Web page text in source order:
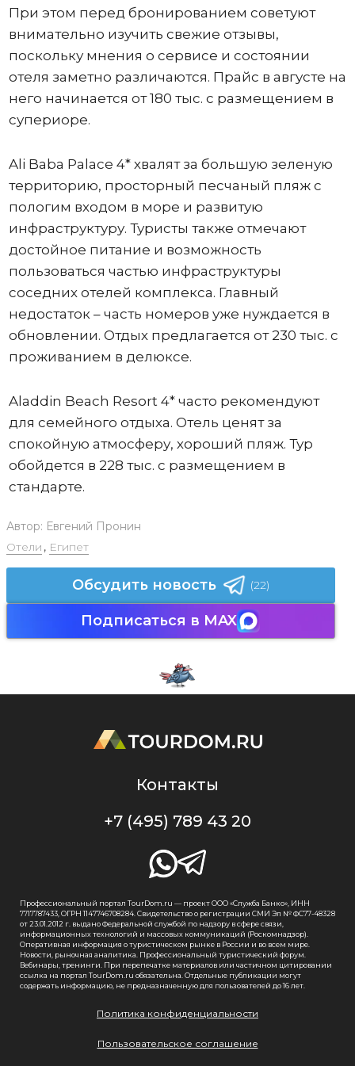
При этом перед бронированием советуют
внимательно изучить свежие отзывы,
поскольку мнения о сервисе и состоянии
отеля заметно различаются. Прайс в августе на
него начинается от 180 тыс. с размещением в
супериоре.
Ali Baba Palace 4* хвалят за большую зеленую
территорию, просторный песчаный пляж с
пологим входом в море и развитую
инфраструктуру. Туристы также отмечают
достойное питание и возможность
пользоваться частью инфраструктуры
соседних отелей комплекса. Главный
недостаток – часть номеров уже нуждается в
обновлении. Отдых предлагается от 230 тыс. с
проживанием в делюксе.
Aladdin Beach Resort 4* часто рекомендуют
для семейного отдыха. Отель ценят за
спокойную атмосферу, хороший пляж. Тур
обойдется в 228 тыс. с размещением в
стандарте.
Автор: Евгений Пронин
Отели , Египет
Обсудить новость (22)
Подписаться в MAX
Контакты
+7 (495) 789 43 20
Профессиональный портал TourDom.ru — проект ООО «Служба Банко», ИНН
7717787433, ОГРН 1147746708284. Свидетельство о регистрации СМИ Эл № ФС77-48328
от 23.01.2012 г. выдано Федеральной службой по надзору в сфере связи,
информационных технологий и массовых коммуникаций (Роскомнадзор).
Оперативная информация о туристическом рынке в России и во всем мире.
Новости, рыночная аналитика. Профессиональный туристический форум.
Вебинары, тренинги. При перепечатке материалов или частичном цитировании
ссылка на портал TourDom.ru обязательна. Отдельные публикации могут
содержать информацию, не предназначенную для пользователей до 16 лет.
Политика конфиденциальности
Пользовательское соглашение